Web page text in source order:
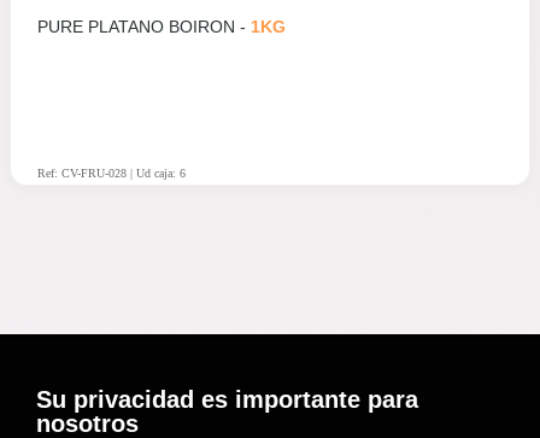
PURE PLATANO BOIRON - 1KG
Ref: CV-FRU-028 | Ud caja: 6
Su privacidad es importante para
nosotros